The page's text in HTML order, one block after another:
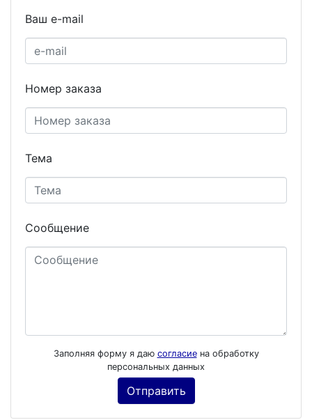
Ваш e-mail
Номер заказа
Тема
Сообщение
Заполняя форму я даю согласиена обработку
персональных данных